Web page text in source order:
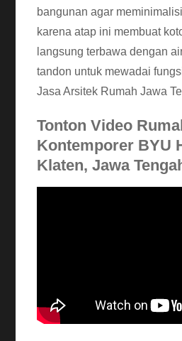
bangunan agar
karena atap ini membuat
langsung terbawa dengan
tandon untuk mewadai
Jasa Arsitek Rumah Jawa
Tonton Video
Kontemporer BYU
Klaten, Jawa